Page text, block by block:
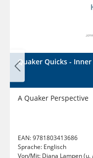
Quaker Quicks -
A Quaker Perspective
EAN:9781803413686
Sprache: Englisch
Von/Mit: Diana Lampen (u.